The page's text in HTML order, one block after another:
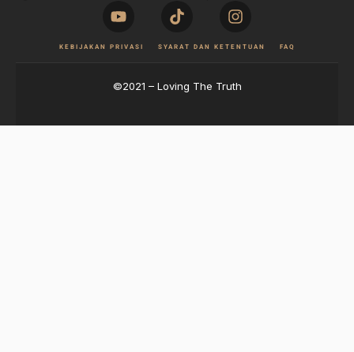
KEBIJAKAN PRIVASI SYARAT DAN KETENTUAN FAQ
©2021 – Loving The Truth